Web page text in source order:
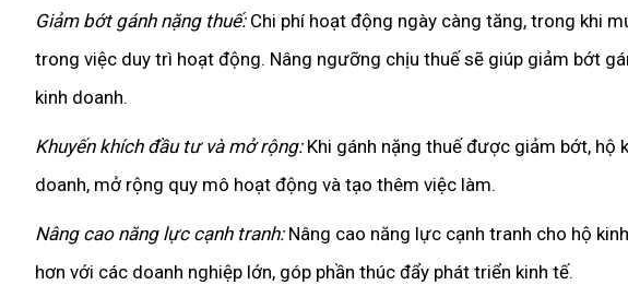
Giảm bớt gánh nặng thuế:Chi phí hoạt động ngày càng tăng, trong khi
trong việc duy trì hoạt động. Nâng ngưỡng chịu thuế sẽ giúp giảm bớt
kinh doanh.
Khuyến khích đầu tư và mở rộng:Khi gánh nặng thuế được giảm bớt, hộ
doanh, mở rộng quy mô hoạt động và tạo thêm việc làm.
Nâng cao năng lực cạnh tranh:Nâng cao năng lực cạnh tranh cho hộ
hơn với các doanh nghiệp lớn, góp phần thúc đẩy phát triển kinh tế.